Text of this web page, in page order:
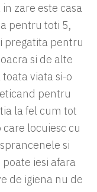
zare este casa
pentru toti 5,
pregatita pentru
si de alte
viata si-o
pentru
la fel cum tot
locuiesc cu
si
iesi afara
de igiena nu de